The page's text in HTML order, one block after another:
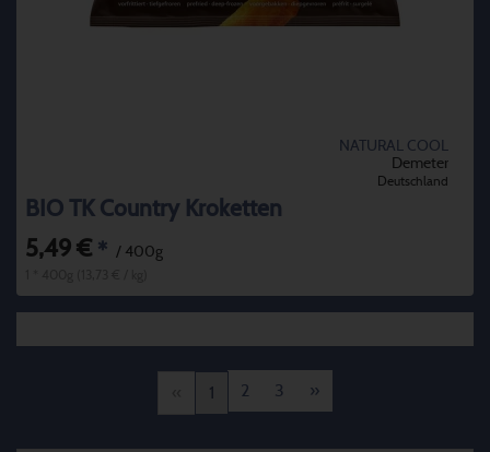
NATURAL COOL
Demeter
Deutschland
BIO TK Country Kroketten
5,49 € * / 400g
1 2 3 »